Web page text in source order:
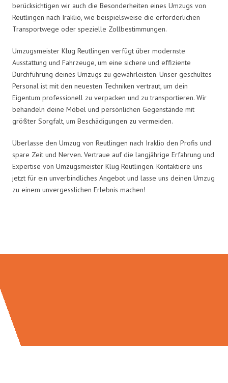
berücksichtigen wir auch die Besonderheiten eines Umzugs von
Reutlingen nach Iraklio, wie beispielsweise die erforderlichen
Transportwege oder spezielle Zollbestimmungen.
Umzugsmeister Klug Reutlingen verfügt über modernste
Ausstattung und Fahrzeuge, um eine sichere und effiziente
Durchführung deines Umzugs zu gewährleisten. Unser geschultes
Personal ist mit den neuesten Techniken vertraut, um dein
Eigentum professionell zu verpacken und zu transportieren. Wir
behandeln deine Möbel und persönlichen Gegenstände mit
größter Sorgfalt, um Beschädigungen zu vermeiden.
Überlasse den Umzug von Reutlingen nach Iraklio den Profis und
spare Zeit und Nerven. Vertraue auf die langjährige Erfahrung und
Expertise von Umzugsmeister Klug Reutlingen. Kontaktiere uns
jetzt für ein unverbindliches Angebot und lasse uns deinen Umzug
zu einem unvergesslichen Erlebnis machen!